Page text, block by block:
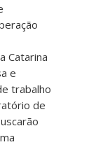
Catarina
e
trabalho
de